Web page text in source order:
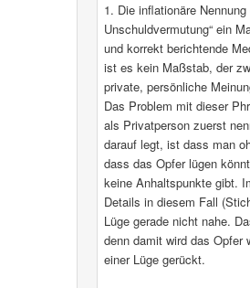
1. Die inflationäre
Unschuldvermutung“ ein
und korrekt berichtende
ist es kein Maßstab, der
private, persönliche
Das Problem mit dieser
als Privatperson zuerst
darauf legt, ist dass man
dass das Opfer lügen
keine Anhaltspunkte gibt.
Details in diesem Fall
Lüge gerade nicht nahe.
denn damit wird das Opfer
einer Lüge gerückt.